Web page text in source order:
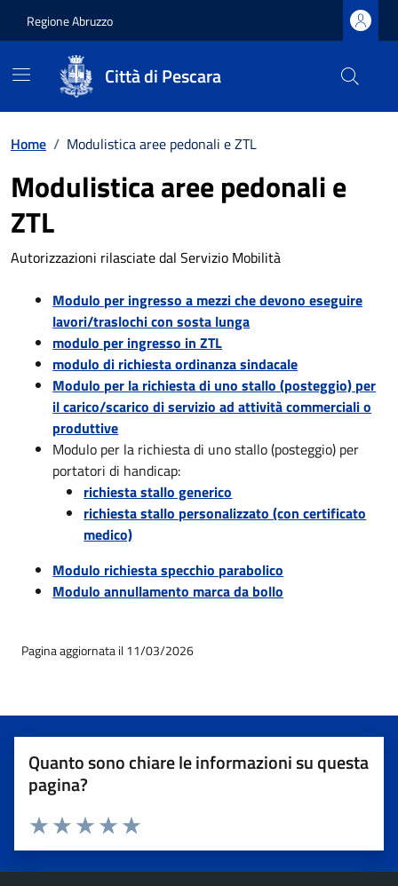
Regione Abruzzo
Città di Pescara
Home / Modulistica aree pedonali e ZTL
Modulistica aree pedonali e
ZTL
Autorizzazioni rilasciate dal Servizio Mobilità
Modulo per ingresso a mezzi che devono eseguire
lavori/traslochi con sosta lunga
modulo per ingresso in ZTL
modulo di richiesta ordinanza sindacale
Modulo per la richiesta di uno stallo (posteggio) per
il carico/scarico di servizio ad attività commerciali o
produttive
Modulo per la richiesta di uno stallo (posteggio) per
portatori di handicap:
richiesta stallo generico
richiesta stallo personalizzato (con certificato
medico)
Modulo richiesta specchio parabolico
Modulo annullamento marca da bollo
Pagina aggiornata il 11/03/2026
Quanto sono chiare le informazioni su questa
pagina?
Valuta 5 stelle su 5
Valuta 4 stelle su 5
Valuta 3 stelle su 5
Valuta 2 stelle su 5
Valuta 1 stelle su 5